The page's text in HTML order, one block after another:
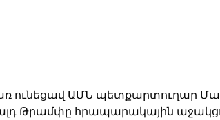
ունեցավ ԱՄՆ պետքարտուղար
հրապարակային